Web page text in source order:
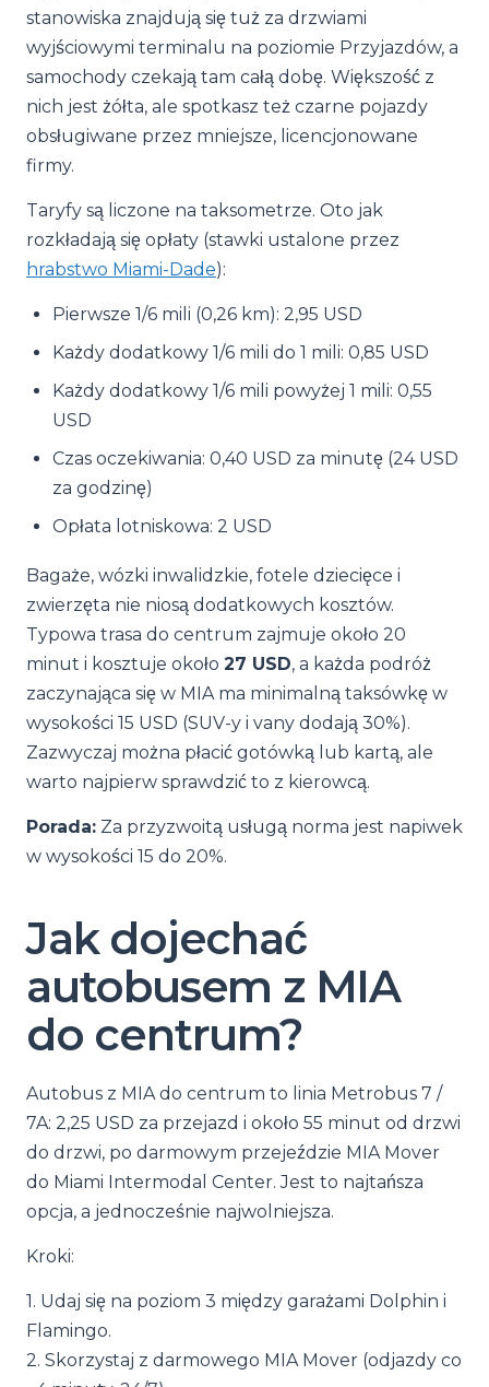
stanowiska znajdują się tuż za drzwiami
wyjściowymi terminalu na poziomie Przyjazdów, a
samochody czekają tam całą dobę. Większość z
nich jest żółta, ale spotkasz też czarne pojazdy
obsługiwane przez mniejsze, licencjonowane
firmy.
Taryfy są liczone na taksometrze. Oto jak
rozkładają się opłaty (stawki ustalone przez
hrabstwo Miami-Dade):
Pierwsze 1/6 mili (0,26 km): 2,95 USD
Każdy dodatkowy 1/6 mili do 1 mili: 0,85 USD
Każdy dodatkowy 1/6 mili powyżej 1 mili: 0,55
USD
Czas oczekiwania: 0,40 USD za minutę (24 USD
za godzinę)
Opłata lotniskowa: 2 USD
Bagaże, wózki inwalidzkie, fotele dziecięce i
zwierzęta nie niosą dodatkowych kosztów.
Typowa trasa do centrum zajmuje około 20
minut i kosztuje około 27 USD, a każda podróż
zaczynająca się w MIA ma minimalną taksówkę w
wysokości 15 USD (SUV-y i vany dodają 30%).
Zazwyczaj można płacić gotówką lub kartą, ale
warto najpierw sprawdzić to z kierowcą.
Porada: Za przyzwoitą usługą norma jest napiwek
w wysokości 15 do 20%.
Jak dojechać
autobusem z MIA
do centrum?
Autobus z MIA do centrum to linia Metrobus 7 /
7A: 2,25 USD za przejazd i około 55 minut od drzwi
do drzwi, po darmowym przejeździe MIA Mover
do Miami Intermodal Center. Jest to najtańsza
opcja, a jednocześnie najwolniejsza.
Kroki:
1. Udaj się na poziom 3 między garażami Dolphin i
Flamingo.
2. Skorzystaj z darmowego MIA Mover (odjazdy co